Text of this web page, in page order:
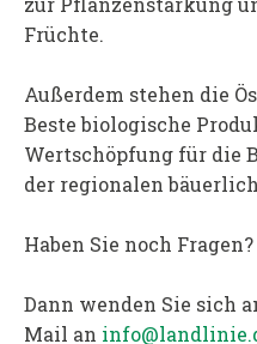
Früchte.
Außerdem stehen die
Beste biologische
Wertschöpfung für die
der regionalen
Haben Sie noch Fragen?
Dann wenden Sie sich
Mail an